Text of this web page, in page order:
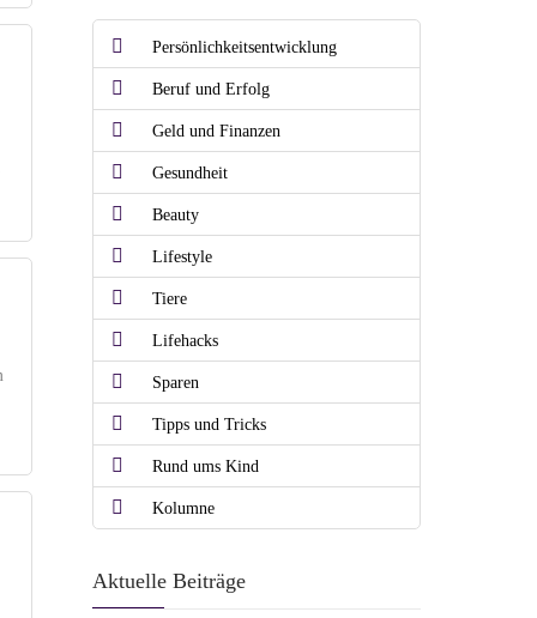
Persönlichkeitsentwicklung
Beruf und Erfolg
Geld und Finanzen
Gesundheit
Beauty
Lifestyle
Tiere
Lifehacks
Sparen
Tipps und Tricks
Rund ums Kind
Kolumne
Aktuelle Beiträge